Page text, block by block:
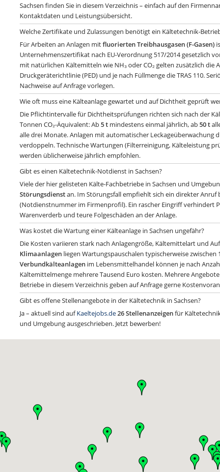
Sachsen finden Sie in diesem Verzeichnis – einfach auf den
Kontaktdaten und Leistungsübersicht.
Welche Zertifikate und Zulassungen benötigt ein Kältetechnik-
Für Arbeiten an Anlagen mitfluorierten Treibhausgasen (F-Gasen)
Unternehmenszertifikat nach EU-Verordnung 517/2014 gesetzlich
mit natürlichen Kältemitteln wie NH₃ oder CO₂ gelten zusätzlich die
Druckgeräterichtlinie (PED) und je nach Füllmenge die TRAS 110.
Nachweise auf Anfrage vorlegen.
Wie oft muss eine Kälteanlage gewartet und auf Dichtheit geprüft
Die Pflichtintervalle für Dichtheitsprüfungen richten sich nach der
Tonnen CO₂-Äquivalent: Ab5 t mindestens einmal jährlich, ab50 t
alle drei Monate. Anlagen mit automatischer Leckageüberwachung
verdoppeln. Technische Wartungen (Filterreinigung, Kälteleistung
werden üblicherweise jährlich empfohlen.
Gibt es einen Kältetechnik-Notdienst in Sachsen?
Viele der hier gelisteten Kälte-Fachbetriebe in Sachsen und
Störungsdienstan. Im Störungsfall empfiehlt sich ein direkter Anruf
(Notdienstnummer im Firmenprofil). Ein rascher Eingriff verhindert
Warenverderb und teure Folgeschäden an der Anlage.
Was kostet die Wartung einer Kälteanlage in Sachsen ungefähr?
Die Kosten variieren stark nach Anlagengröße, Kältemittelart und
Klimaanlagen liegen Wartungspauschalen typischerweise zwischen
Verbundkälteanlagen im Lebensmittelhandel können je nach
Kältemittelmenge mehrere Tausend Euro kosten. Mehrere
Betriebe in diesem Verzeichnis geben auf Anfrage gerne
Gibt es offene Stellenangebote in der Kältetechnik in Sachsen?
Ja – aktuell sind aufKaeltejobs.de26 Stellenanzeigenfür
und Umgebung ausgeschrieben. Jetzt bewerben!